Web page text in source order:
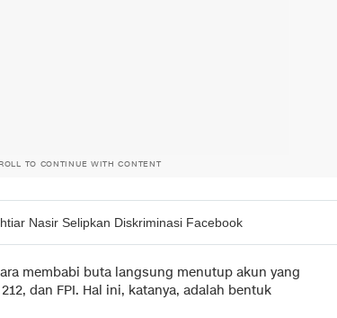
TO CONTINUE WITH CONTENT
Nasir Selipkan Diskriminasi Facebook
membabi buta langsung menutup akun yang
dan FPI. Hal ini, katanya, adalah bentuk